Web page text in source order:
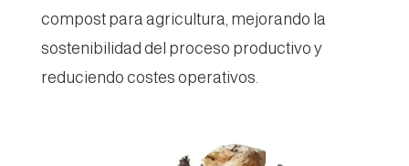
compost para agricultura, mejorando la
sostenibilidad del proceso productivo y
reduciendo costes operativos.